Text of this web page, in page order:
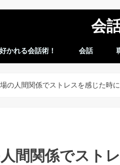
会
かれる会話術！ 会話
の人間関係でストレスを感じた時に
間関係でスト